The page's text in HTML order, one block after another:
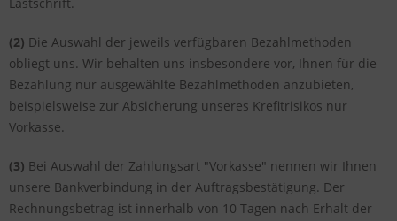
(2) Die Auswahl der jeweils verfügbaren Bezahlmethoden
obliegt uns. Wir behalten uns insbesondere vor, Ihnen für die
Bezahlung nur ausgewählte Bezahlmethoden anzubieten,
beispielsweise zur Absicherung unseres Krefitrisikos nur
Vorkasse.
(3) Bei Auswahl der Zahlungsart "Vorkasse" nennen wir Ihnen
unsere Bankverbindung in der Auftragsbestätigung. Der
Rechnungsbetrag ist innerhalb von 10 Tagen nach Erhalt der